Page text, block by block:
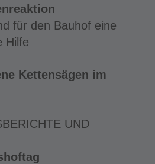
für den Bauhof eine
Hilfe
Kettensägen im
UND